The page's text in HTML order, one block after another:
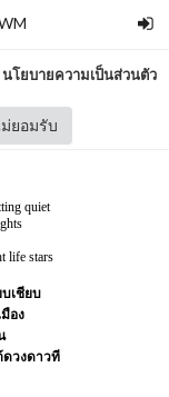
นโยบายความเป็นส่วนตัว
ยอมรับ
quiet
life stars
เชียบ
อง
วงดาวที